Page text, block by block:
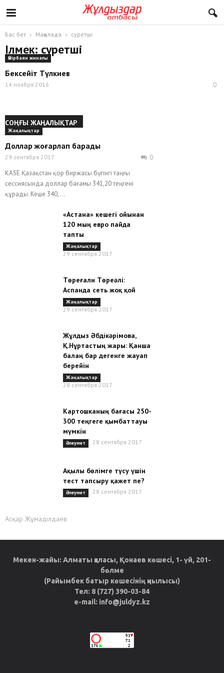
Бас бет Мақалада суретші
Ілмек: суретші
Өмірбаян жинағы
Бексейіт Түлкиев
14 ноября 2016 0
СОҢҒЫ ЖАҢАЛЫҚТАР
Жаңалықтар
Доллар жоғарлап барады
29 сентября 2017
0
KASE Қазақстан қор биржасы бүгінгі таңғы
сессиясында доллар бағамы 341,20 теңгені
құрады. Кеше 340,...
«Астана» кешегі ойынан
120 мың евро пайда
тапты
Жаңалықтар
29 сентября 2017
Төреғали Төреәлі:
Аспанда сеть жоқ қой
Жаңалықтар
29 сентября 2017
Жұлдыз Әбдікәрімова,
Қ.Нұртастың жары: Қанша
балаң бар дегенге жауап
берейін
Жаңалықтар
28 сентября 2017
Картошканың бағасы 250-
300 теңгеге қымбаттауы
мүмкін
Әлеумет 28 сентября 2017
Ақылы бөлімге түсу үшін
тест тапсыру қажет пе?
Әлеумет 28 сентября 2017
Асқар Жұмаділдаев
Мекен-жайы: Алматы қаласы, Қонаев көшесі, 1- үй, 201-
бөлме
(Райымбек батыр көшесінің қиылысы)
Тел: 8 (727) 390-03-84
e-mail: info@juldyz.kz